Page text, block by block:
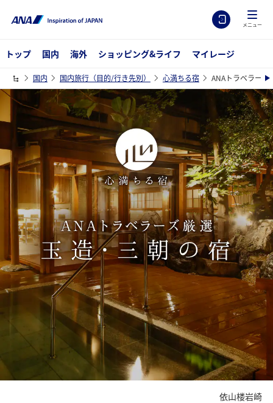
メニュー
トップ 国内 海外 ショッピング&ライフ マイレージ
国内 国内旅行（目的/行き先別） 心満ちる宿 ANAトラベラー
依山楼岩崎